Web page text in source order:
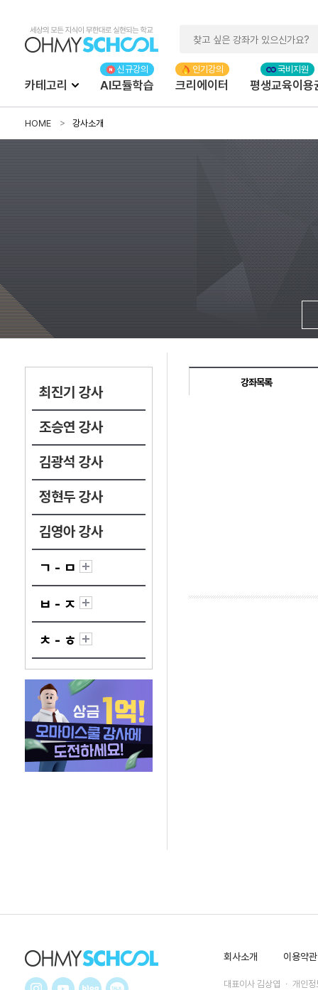
카테고리 AI모듈학습 크리에이터 평생교육이용
HOME 강사소개
최진기 강사
조승연 강사
김광석 강사
정현두 강사
김영아 강사
ㄱ - ㅁ
ㅂ - ㅈ
ㅊ - ㅎ
강좌목록
회사소개 이용약관
대표이사 김상엽 ㆍ 개인